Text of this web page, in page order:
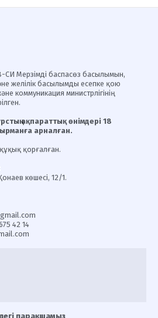
СИ Мерзімді баспасөз басылымын,
желілік басылымды есепке қою
коммуникация министрлігінің
ақпараттық өнімдері 18
арналған.
қорғалған.
көшесі, 12/1.
42 14
парақшамыз